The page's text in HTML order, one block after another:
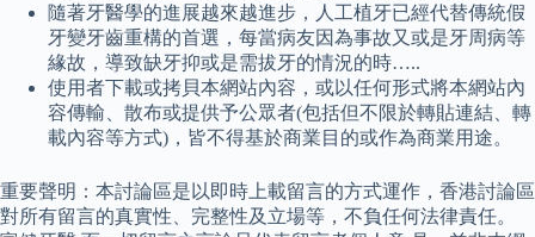
隨著牙醫學的進展越來越進步，人工植牙已經代替傳統假
牙變牙齒重構的首選，每當病友因為事故又或是牙周病等
緣故，導致缺牙抑或是需拔牙的情況的時…..
使用者下載或拷貝本網站內容，或以任何形式將本網站內
容傳輸、散布或提供予公眾者(包括但不限於轉貼連結、轉
載內容等方式)，皆不得基於商業目的或作為商業用途。
重要聲明：本討論區是以即時上載留言的方式運作，香港討論區
對所有留言的真實性、完整性及立場等，不負任何法律責任。